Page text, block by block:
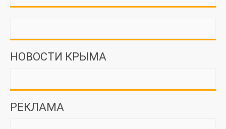
НОВОСТИ КРЫМА
РЕКЛАМА